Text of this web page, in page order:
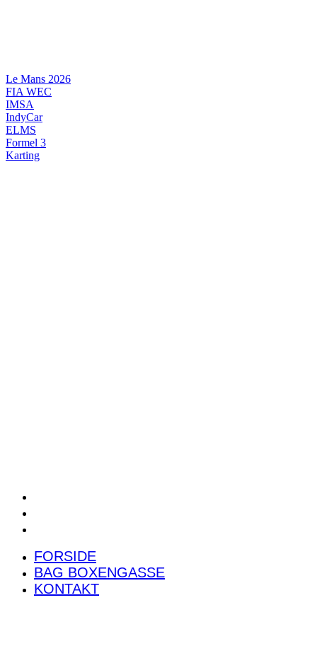
Le Mans 2026
FIA WEC
IMSA
IndyCar
ELMS
Formel 3
Karting
FORSIDE
BAG BOXENGASSE
KONTAKT